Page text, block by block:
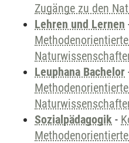
Zugänge zu den
Lehren und Lernen
Leuphana Bachelor
Sozialpädagogik -